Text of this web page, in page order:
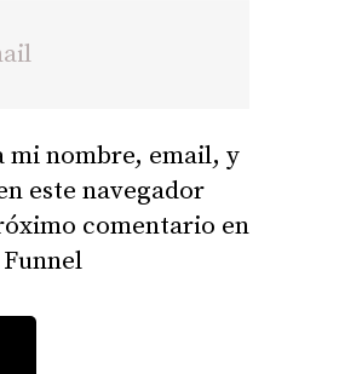
mi nombre, email, y
este navegador
comentario en